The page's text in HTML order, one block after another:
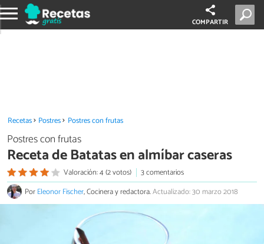
COMPARTIR
Recetas Postres Postres con frutas
Postres con frutas
Receta de Batatas en almíbar caseras
Valoración: 4 (2 votos)
3 comentarios
PorEleonor Fischer, Cocinera y redactora.Actualizado: 30 marzo 2018